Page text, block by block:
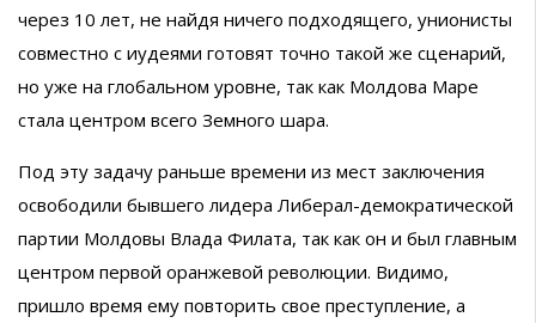
через 10 лет, не найдя ничего подходящего, унионисты
совместно с иудеями готовят точно такой же сценарий,
но уже на глобальном уровне, так как Молдова Маре
стала центром всего Земного шара.
Под эту задачу раньше времени из мест заключения
освободили бывшего лидера Либерал-демократической
партии Молдовы Влада Филата, так как он и был главным
центром первой оранжевой революции. Видимо,
пришло время ему повторить свое преступление, а